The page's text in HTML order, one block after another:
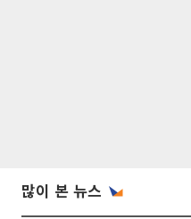
많이 본 뉴스